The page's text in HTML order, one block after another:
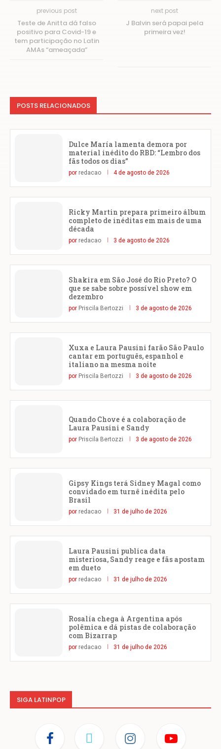
previous post
Teste de Anitta dá falso
positivo para Covid-19 e
tem participação no Latin
AMAs “ameaçada”
next post
J Balvin será papai pela
primeira vez!
POSTS RELACIONADOS
Dulce María lamenta demora por
material inédito do RBD: “Lembro dos
fãs todos os dias”
por redacao 4 de agosto de 2026
Ricky Martin prepara primeiro álbum
completo de inéditas em mais de uma
década
por redacao 3 de agosto de 2026
Shakira em São José do Rio Preto? O
que se sabe sobre possível show em
dezembro
por Priscila Bertozzi 3 de agosto de 2026
Xuxa e Laura Pausini farão São Paulo
cantar em português, espanhol e
italiano na mesma noite
por Priscila Bertozzi 3 de agosto de 2026
Quando Chove é a colaboração de
Laura Pausini e Sandy
por Priscila Bertozzi 3 de agosto de 2026
Gipsy Kings terá Sidney Magal como
convidado em turnê inédita pelo
Brasil
por redacao 31 de julho de 2026
Laura Pausini publica data
misteriosa, Sandy reage e fãs apostam
em dueto
por redacao 31 de julho de 2026
Rosalía chega à Argentina após
polêmica e dá pistas de colaboração
com Bizarrap
por redacao 31 de julho de 2026
SIGA LATINPOP